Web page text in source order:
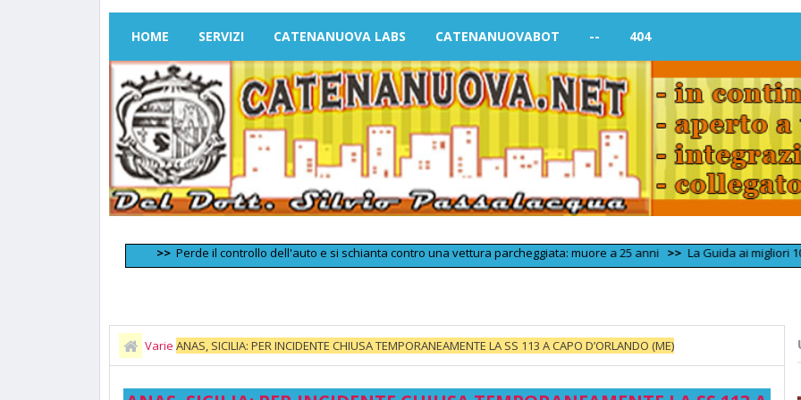
HOME SERVIZI CATENANUOVA LABS CATENANUOVABOT -- 404
Perde il controllo dell'auto e si schianta contro una vettura parcheggiata: muore a 25 anni >> La Guida ai migliori 100 Street
Varie ANAS, SICILIA: PER INCIDENTE CHIUSA TEMPORANEAMENTE LA SS 113 A CAPO D’ORLANDO (ME)